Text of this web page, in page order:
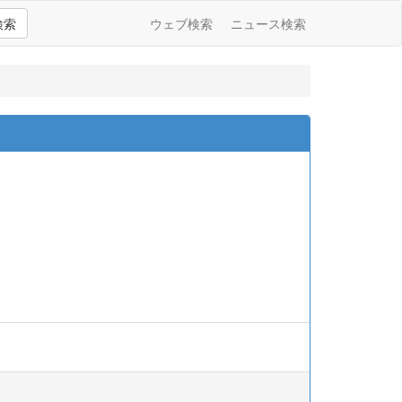
索 ウェブ検索 ニュース検索